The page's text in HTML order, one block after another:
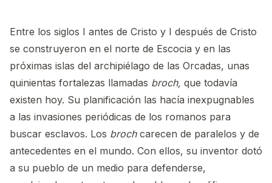
Entre los siglos I antes de Cristo y I después de Cristo
se construyeron en el norte de Escocia y en las
próximas islas del archipiélago de las Orcadas, unas
quinientas fortalezas llamadas broch, que todavía
existen hoy. Su planificación las hacía inexpugnables
a las invasiones periódicas de los romanos para
buscar esclavos. Los brochcarecen de paralelos y de
antecedentes en el mundo. Con ellos, su inventor dotó
a su pueblo de un medio para defenderse,